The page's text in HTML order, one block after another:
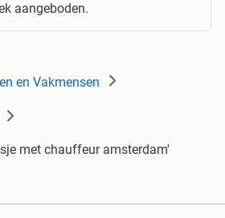
aangeboden.
en Vakmensen
met chauffeur amsterdam'